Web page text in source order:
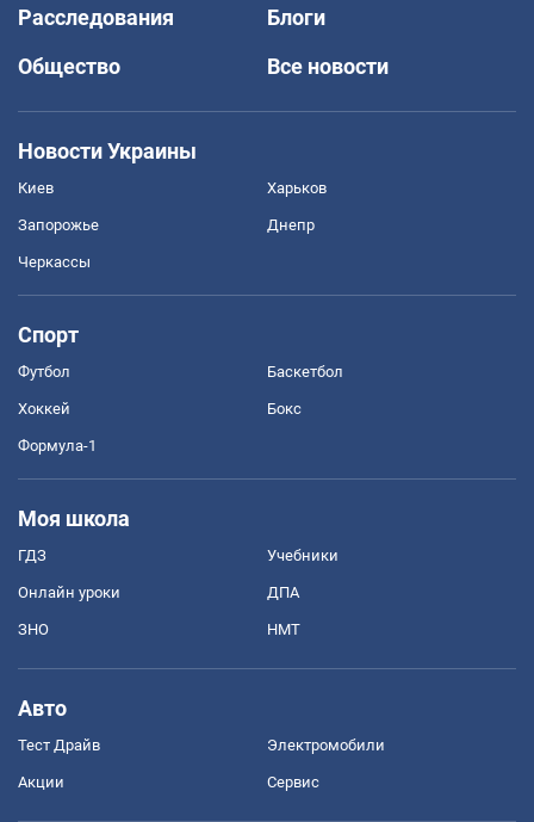
Расследования
Блоги
Общество
Все новости
Новости Украины
Киев Харьков
Запорожье Днепр
Черкассы
Спорт
Футбол Баскетбол
Хоккей Бокс
Формула-1
Моя школа
ГДЗ Учебники
Онлайн уроки ДПА
ЗНО НМТ
Авто
Тест Драйв Электромобили
Акции Сервис